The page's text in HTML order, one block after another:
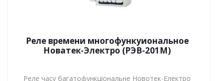
Реле времени многофункуиональное
Новатек-Электро (РЭВ-201М)
Реле часу багатофункціональне Новотек-Електро